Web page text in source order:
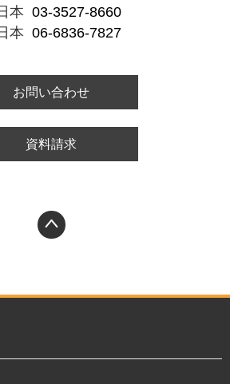
本 03-3527-8660
本 06-6836-7827
お問い合わせ
資料請求